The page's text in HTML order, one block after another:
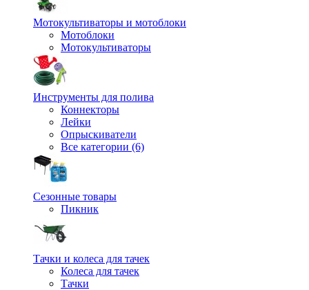
Мотокультиваторы и мотоблоки
Мотоблоки
Мотокультиваторы
Инструменты для полива
Коннекторы
Лейки
Опрыскиватели
Все категории (6)
Сезонные товары
Пикник
Тачки и колеса для тачек
Колеса для тачек
Тачки